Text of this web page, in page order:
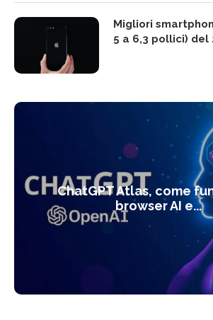
Migliori
5 a 6,3 pollici) del
ChatGPT Atlas, come
browser AI e...